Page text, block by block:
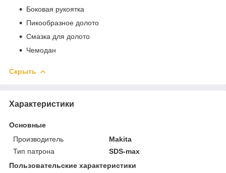
Боковая рукоятка
Пикообразное долото
Смазка для долото
Чемодан
Скрыть
Характеристики
Основные
Производитель
Makita
Тип патрона
SDS-max
Пользовательские характеристики